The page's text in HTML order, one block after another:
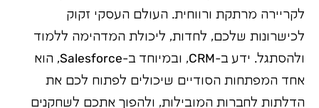
לקריירה מרתקת ורווחית. העולם העסקי זקוק
לכישרונות שלכם, לחדות, ליכולת המדהימה ללמוד
ולהסתגל. ידע ב-CRM, ובמיוחד ב-Salesforce, הוא
אחד המפתחות הסודיים שיכולים לפתוח לכם את
הדלתות לחברות המובילות, ולהפוך אתכם לשחקנים